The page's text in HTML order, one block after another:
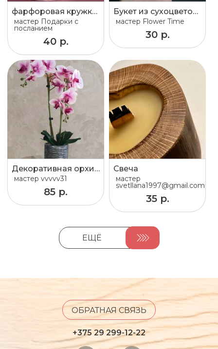
фарфоровая кружка "Магнолия 2"
мастер Подарки с
посланием
40 р.
Букет из сухоцветов в вазе
мастер Flower Time
30 р.
Декоративная орхидея на 2 цветоноса
мастер vvvvv31
85 р.
Свеча
мастер
svetllana1997@gmail.com
35 р.
ЕЩЁ
ОБРАТНАЯ СВЯЗЬ
+375 29 299-12-22